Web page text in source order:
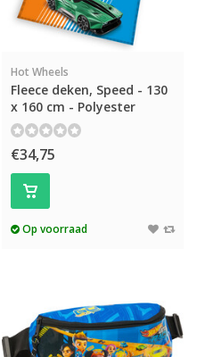
Hot Wheels
Fleece deken, Speed - 130
x 160 cm - Polyester
€34,75
Op voorraad